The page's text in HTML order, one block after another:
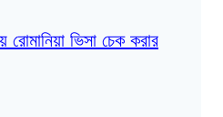
রোমানিয়া ভিসা চেক করার